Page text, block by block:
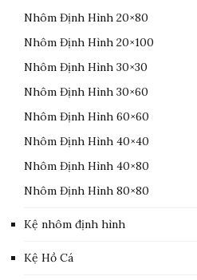
Nhôm Định Hình 20×80
Nhôm Định Hình 20×100
Nhôm Định Hình 30×30
Nhôm Định Hình 30×60
Nhôm Định Hình 60×60
Nhôm Định Hình 40×40
Nhôm Định Hình 40×80
Nhôm Định Hình 80×80
Kệ nhôm định hình
Kệ Hồ Cá